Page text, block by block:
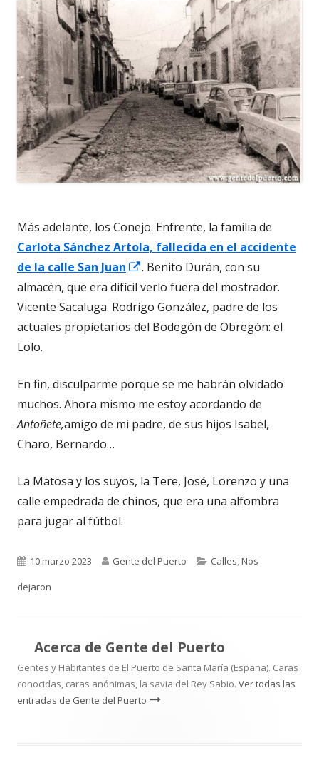
Más adelante, los Conejo. Enfrente, la familia de
Carlota Sánchez Artola, fallecida en el accidente
de la calle San Juan
Abrir
en
una
ventana
. Benito Durán, con su
almacén, que era difícil verlo fuera del mostrador.
Vicente Sacaluga. Rodrigo González, padre de los
actuales propietarios del Bodegón de Obregón: el
Lolo.
En fin, disculparme porque se me habrán olvidado
muchos. Ahora mismo me estoy acordando de
Antoñete,amigo de mi padre, de sus hijos Isabel,
Charo, Bernardo…
La Matosa y los suyos, la Tere, José, Lorenzo y una
calle empedrada de chinos, que era una alfombra
para jugar al fútbol.
Publicado
el
10 marzo 2023 Autor
Gente del Puerto Categorías
Calles,Nos
dejaron
Acerca de Gente del Puerto
Gentes y Habitantes de El Puerto de Santa María (España). Caras
conocidas, caras anónimas, la savia del Rey Sabio. Ver todas las
entradas de Gente del Puerto